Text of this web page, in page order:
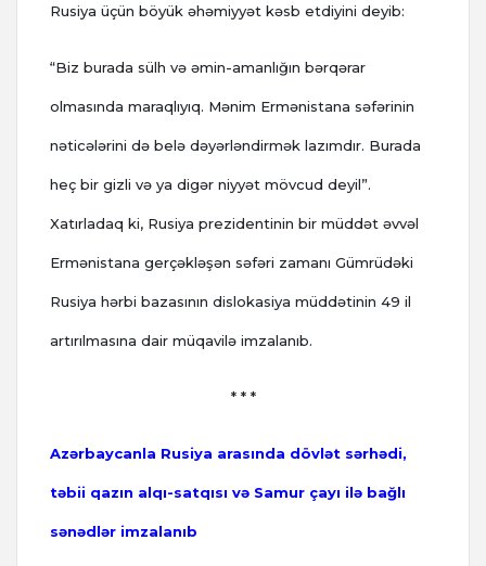
Rusiya üçün böyük əhəmiyyət kəsb etdiyini deyib:
“Biz burada sülh və əmin-amanlığın bərqərar
olmasında maraqlıyıq. Mənim Ermənistana səfərinin
nəticələrini də belə dəyərləndirmək lazımdır. Burada
heç bir gizli və ya digər niyyət mövcud deyil”.
Xatırladaq ki, Rusiya prezidentinin bir müddət əvvəl
Ermənistana gerçəkləşən səfəri zamanı Gümrüdəki
Rusiya hərbi bazasının dislokasiya müddətinin 49 il
artırılmasına dair müqavilə imzalanıb.
* * *
Azərbaycanla Rusiya arasında dövlət sərhədi,
təbii qazın alqı-satqısı və Samur çayı ilə bağlı
sənədlər imzalanıb